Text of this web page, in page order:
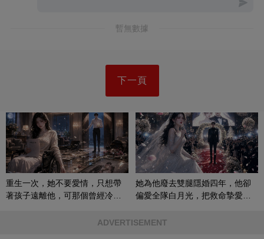
暫無數據
下一頁
重生一次，她不要愛情，只想帶
著孩子遠離他，可那個曾經冷漠
她為他廢去雙腿隱婚四年，他卻
偏愛全隊白月光，把救命摯愛當
ADVERTISEMENT